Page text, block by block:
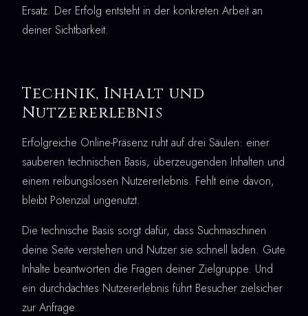
Ersatz. Der Erfolg entsteht in der konkreten Arbeit an
deiner Sichtbarkeit.
Technik, Inhalt und
Nutzererlebnis
Erfolgreiche Online-Präsenz ruht auf drei Säulen: einer
sauberen technischen Basis, überzeugenden Inhalten und
einem reibungslosen Nutzererlebnis. Fehlt eine davon,
bleibt Potenzial ungenutzt.
Die technische Basis sorgt dafür, dass Suchmaschinen
deine Seite verstehen und Nutzer sie schnell laden. Gute
Inhalte beantworten die Fragen deiner Zielgruppe. Und
ein durchdachtes Nutzererlebnis führt Besucher zielsicher
zur Anfrage.